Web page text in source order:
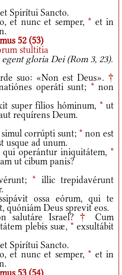
et Spirítui Sancto.
et nunc et semper, * et in
52 (53)
stultitia
gloria Dei (Rom 3, 23).
suo: «Non est Deus». †
operáti sunt; *non
super fílios hóminum, *ut
requírens Deum.
corrúpti sunt; *non est
usque ad unum.
operántur iniquitátem, *
ut cibum panis?
* illic trepidavérunt
ossa eórum, qui te
quóniám Deus sprevit eos.
Israel? †
Cum
plebis suæ, *exsultábit
et Spirítui Sancto.
et nunc et semper, * et in